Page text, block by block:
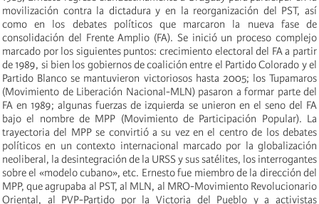
movilización contra la dictadura y en la reorganización del PST, así
como en los debates políticos que marcaron la nueva fase de
consolidación del Frente Amplio (FA). Se inició un proceso complejo
marcado por los siguientes puntos: crecimiento electoral del FA a partir
de 1989, si bien los gobiernos de coalición entre el Partido Colorado y el
Partido Blanco se mantuvieron victoriosos hasta 2005; los Tupamaros
(Movimiento de Liberación Nacional-MLN) pasaron a formar parte del
FA en 1989; algunas fuerzas de izquierda se unieron en el seno del FA
bajo el nombre de MPP (Movimiento de Participación Popular). La
trayectoria del MPP se convirtió a su vez en el centro de los debates
políticos en un contexto internacional marcado por la globalización
neoliberal, la desintegración de la URSS y sus satélites, los interrogantes
sobre el «modelo cubano», etc. Ernesto fue miembro de la dirección del
MPP, que agrupaba al PST, al MLN, al MRO-Movimiento Revolucionario
Oriental, al PVP-Partido por la Victoria del Pueblo y a activistas